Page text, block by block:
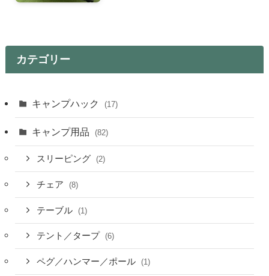
カテゴリー
キャンプハック (17)
キャンプ用品 (82)
スリーピング (2)
チェア (8)
テーブル (1)
テント／タープ (6)
ペグ／ハンマー／ポール (1)